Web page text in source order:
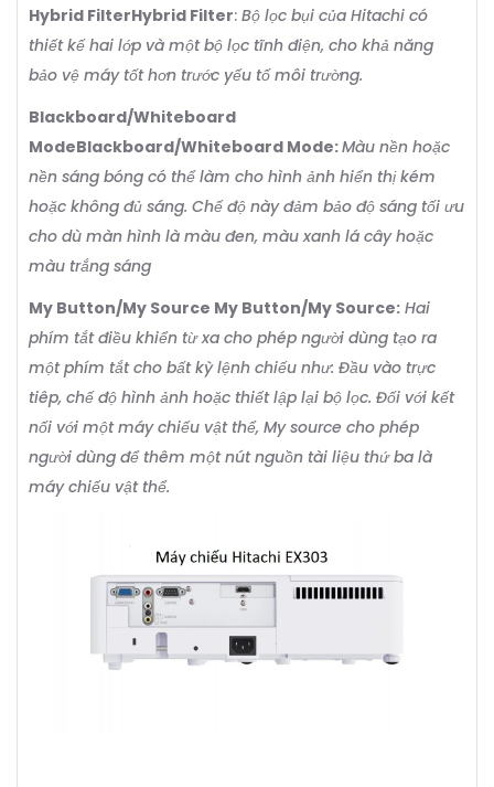
Hybrid FilterHybrid Filter: Bộ lọc bụi của Hitachi có
thiết kế hai lớp và một bộ lọc tĩnh điện, cho khả năng
bảo vệ máy tốt hơn trước yếu tố môi trường.
Blackboard/Whiteboard
ModeBlackboard/Whiteboard Mode:Màu nền hoặc
nền sáng bóng có thể làm cho hình ảnh hiển thị kém
hoặc không đủ sáng. Chế độ này đảm bảo độ sáng tối ưu
cho dù màn hình là màu đen, màu xanh lá cây hoặc
màu trắng sáng
My Button/My Source My Button/My Source: Hai
phím tắt điều khiển từ xa cho phép người dùng tạo ra
một phím tắt cho bất kỳ lệnh chiếu như: Đầu vào trực
tiêp, chế độ hình ảnh hoặc thiết lập lại bộ lọc. Đối với kết
nối với một máy chiếu vật thể, My source cho phép
người dùng để thêm một nút nguồn tài liệu thứ ba là
máy chiếu vật thể.